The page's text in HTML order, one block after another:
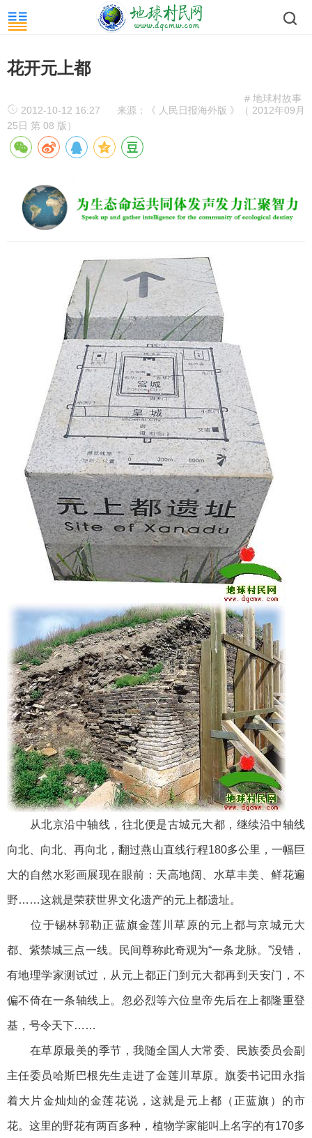
花开元上都
# 地球村故事
2012-10-12 16:27
来源：《 人民日报海外版 》（ 2012年09月
25日 第 08 版）
从北京沿中轴线，往北便是古城元大都，继续沿中轴线
向北、向北、再向北，翻过燕山直线行程180多公里，一幅巨
大的自然水彩画展现在眼前：天高地阔、水草丰美、鲜花遍
野……这就是荣获世界文化遗产的元上都遗址。
位于锡林郭勒正蓝旗金莲川草原的元上都与京城元大
都、紫禁城三点一线。民间尊称此奇观为“一条龙脉。”没错，
有地理学家测试过，从元上都正门到元大都再到天安门，不
偏不倚在一条轴线上。忽必烈等六位皇帝先后在上都隆重登
基，号令天下……
在草原最美的季节，我随全国人大常委、民族委员会副
主任委员哈斯巴根先生走进了金莲川草原。旗委书记田永指
着大片金灿灿的金莲花说，这就是元上都（正蓝旗）的市
花。这里的野花有两百多种，植物学家能叫上名字的有170多